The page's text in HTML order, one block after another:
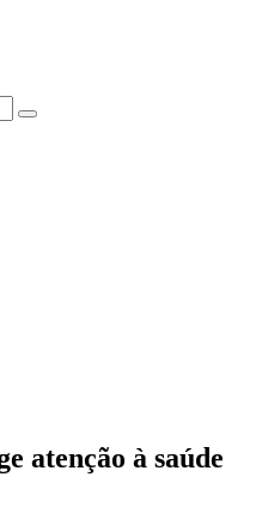
atenção à saúde